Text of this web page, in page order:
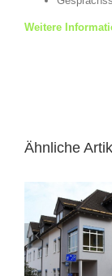
Weitere
Ähnliche
Deine
und